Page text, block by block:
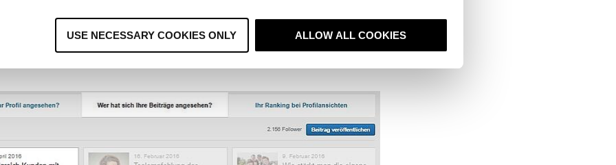
USE NECESSARY COOKIES ONLY ALLOW ALL COOKIES
Funktion derPulse-Beiträge. Verfassen Sie Fachbeiträge auf LinkedIn
Sie sich sehr genau ansehen, wer Ihre Beiträge liest und dadurch eine